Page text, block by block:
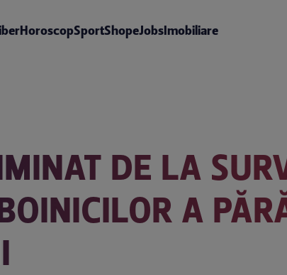
HoroscopSportShopeJobsImobiliare
DE LA
A